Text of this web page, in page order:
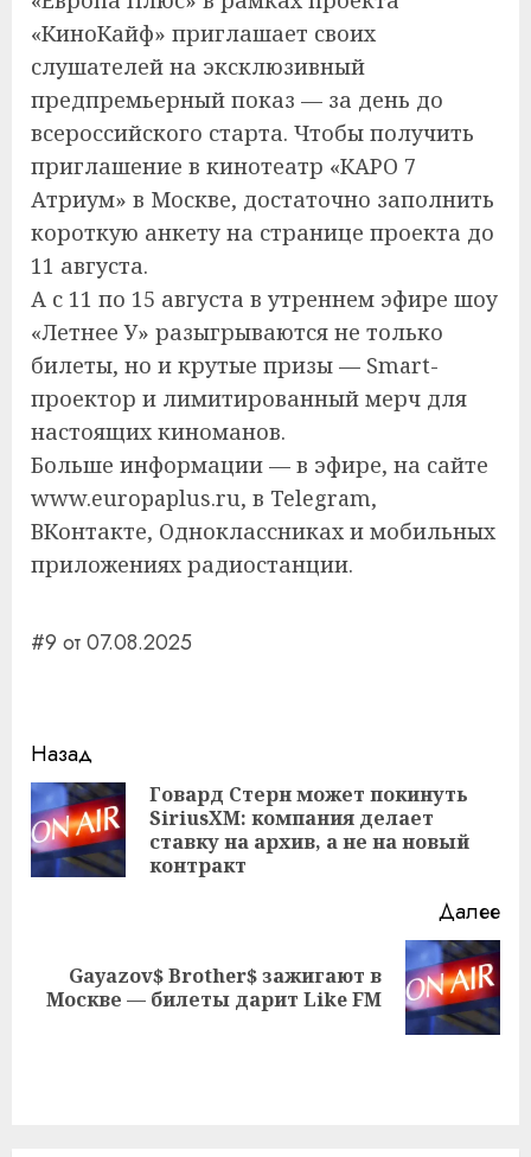
«КиноКайф» приглашает своих
слушателей на эксклюзивный
предпремьерный показ — за день до
всероссийского старта. Чтобы получить
приглашение в кинотеатр «КАРО 7
Атриум» в Москве, достаточно заполнить
короткую анкету на странице проекта до
11 августа.
А с 11 по 15 августа в утреннем эфире шоу
«Летнее У» разыгрываются не только
билеты, но и крутые призы — Smart-
проектор и лимитированный мерч для
настоящих киноманов.
Больше информации — в эфире, на сайте
www.europaplus.ru, в Telegram,
ВКонтакте, Одноклассниках и мобильных
приложениях радиостанции.
#9 от 07.08.2025
Навигация
записи
Назад
Говард Стерн может покинуть
SiriusXM: компания делает
ставку на архив, а не на новый
контракт
Далее
Следующая
запись:
Gayazov$ Brother$ зажигают в
Москве — билеты дарит Like FM